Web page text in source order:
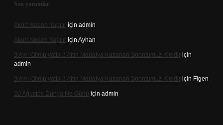
Son yorumlar
Akort Neden Yapılır için admin
Akort Neden Yapılır için Ayhan
3 Ayrı Olimpiyatta 3 Altın Madalya Kazanan Sporcumuz Kimdir için
admin
3 Ayrı Olimpiyatta 3 Altın Madalya Kazanan Sporcumuz Kimdir için Figen
20 Ağustos Dünya Ne Günü için admin